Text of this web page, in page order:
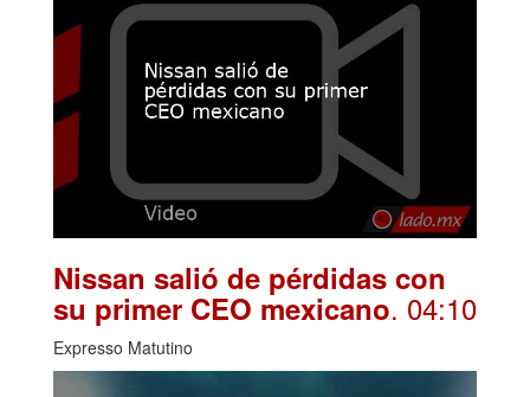
Nissan salió de pérdidas con
su primer CEO mexicano. 04:10
Expresso Matutino